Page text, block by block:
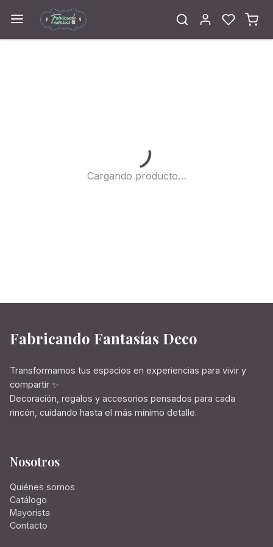
Cargando...
Cargando producto…
Fabricando Fantasías Deco
Transformamos tus espacios en experiencias para vivir y
compartir ✨
Decoración, regalos y accesorios pensados para cada
rincón, cuidando hasta el más mínimo detalle.
Nosotros
Quiénes somos
Catálogo
Mayorista
Contacto